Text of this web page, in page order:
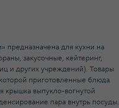
предназначена для кухни на
закусочные, кейтеринг,
и других учреждений). Товары
приготовленные блюда
крышка выпукло-вогнутой
пара внутрь посуды.